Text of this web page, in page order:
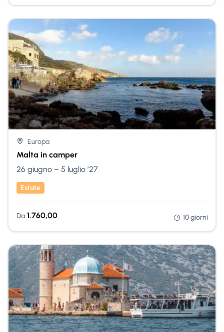
Europa
Malta in camper
Nessuna Scelta
26 giugno – 5 luglio ’27
Estate
Da 1.760,00 10 giorni